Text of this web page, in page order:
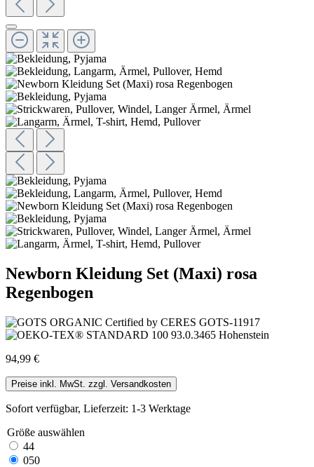
Newborn Kleidung Set (Maxi) rosa
Regenbogen
94,99 €
Preise inkl. MwSt. zzgl. Versandkosten
Sofort verfügbar, Lieferzeit: 1-3 Werktage
Größe auswählen
44
050